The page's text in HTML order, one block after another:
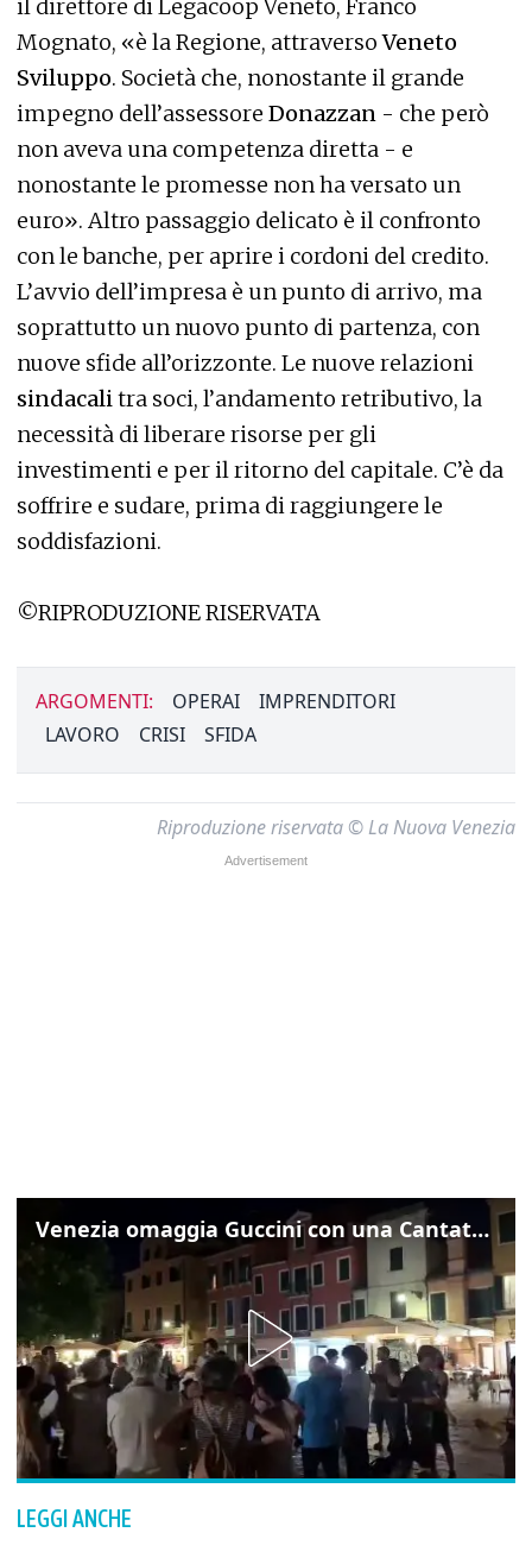
il direttore di Legacoop Veneto, Franco
Mognato, «è la Regione, attraversoVeneto
Sviluppo. Società che, nonostante il grande
impegno dell’assessore Donazzan - che però
non aveva una competenza diretta - e
nonostante le promesse non ha versato un
euro». Altro passaggio delicato è il confronto
con le banche, per aprire i cordoni del credito.
L’avvio dell’impresa è un punto di arrivo, ma
soprattutto un nuovo punto di partenza, con
nuove sfide all’orizzonte. Le nuove relazioni
sindacalitra soci, l’andamento retributivo, la
necessità di liberare risorse per gli
investimenti e per il ritorno del capitale. C’è da
soffrire e sudare, prima di raggiungere le
soddisfazioni.
©RIPRODUZIONE RISERVATA
ARGOMENTI: OPERAI
IMPRENDITORI
LAVORO
CRISI SFIDA
Riproduzione riservata © La Nuova Venezia
Venezia omaggia Guccini con una Cantata Anarchica in campo Santa Margherita
LEGGI ANCHE